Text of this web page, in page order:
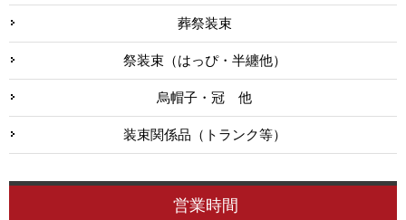
葬祭装束
祭装束（はっぴ・半纏他）
烏帽子・冠 他
装束関係品（トランク等）
営業時間